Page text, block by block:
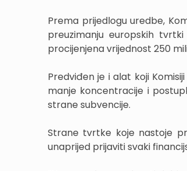
Prema prijedlogu uredbe,
preuzimanju europskih
procijenjena vrijednost 250
Predviđen je i alat koji
manje koncentracije i
strane subvencije.
Strane tvrtke koje nastoje
unaprijed prijaviti svaki